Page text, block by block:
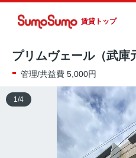
賃貸トップ
プリムヴェール（武庫
- 管理/共益費 5,000円
1 /4